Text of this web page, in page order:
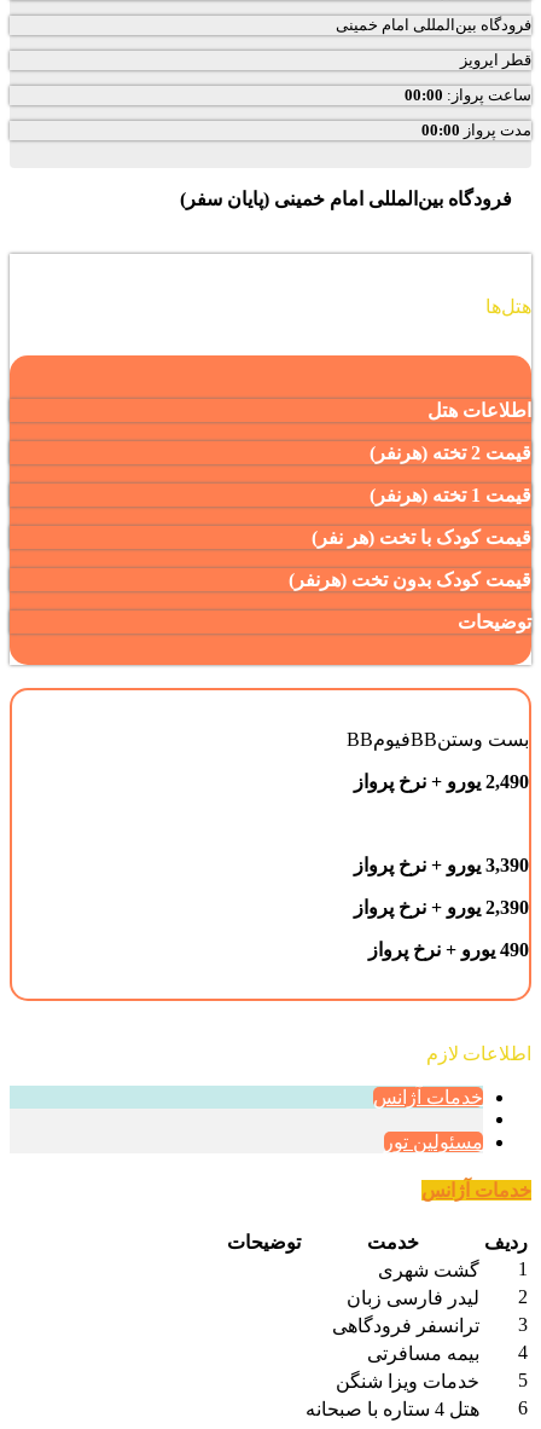
فرودگاه بین‌المللی امام خمینی
قطر ایرویز
ساعت پرواز: 00:00
مدت پرواز 00:00
فرودگاه بین‌المللی امام خمینی (پایان سفر)
هتل‌ها
اطلاعات هتل
قیمت 2 تخته (هرنفر)
قیمت 1 تخته (هرنفر)
قیمت کودک با تخت (هر نفر)
قیمت کودک بدون تخت (هرنفر)
توضیحات
بست وستنBBفیومBB
2,490 یورو + نرخ پرواز
3,390 یورو + نرخ پرواز
2,390 یورو + نرخ پرواز
490 یورو + نرخ پرواز
اطلاعات لازم‌
خدمات آژانس
مسئولین تور
خدمات آژانس
ردیف خدمت
توضیحات
1
گشت شهری
2
لیدر فارسی زبان
3
ترانسفر فرودگاهی
4
بیمه مسافرتی
5
خدمات ویزا شنگن
6
هتل 4 ستاره با صبحانه